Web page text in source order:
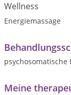
Wellness
Energiemassage
psychosomatische
Meine